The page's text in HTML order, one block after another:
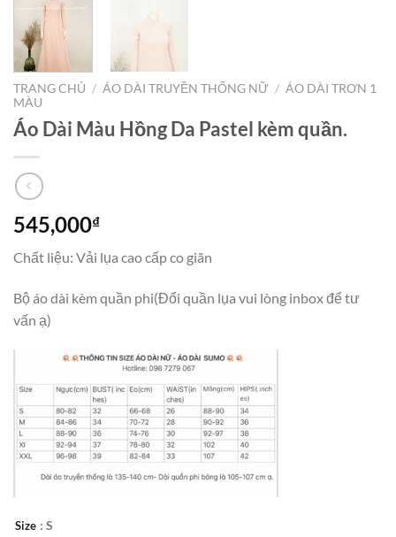
TRANG CHỦ / ÁO DÀI TRUYỀN THỐNG NỮ / ÁO DÀI TRƠN 1
MÀU
Áo Dài Màu Hồng Da Pastel kèm quần.
545,000₫
Chất liệu: Vải lụa cao cấp co giãn
Bộ áo dài kèm quần phi(Đổi quần lụa vui lòng inbox để tư
vấn ạ)
Size : S